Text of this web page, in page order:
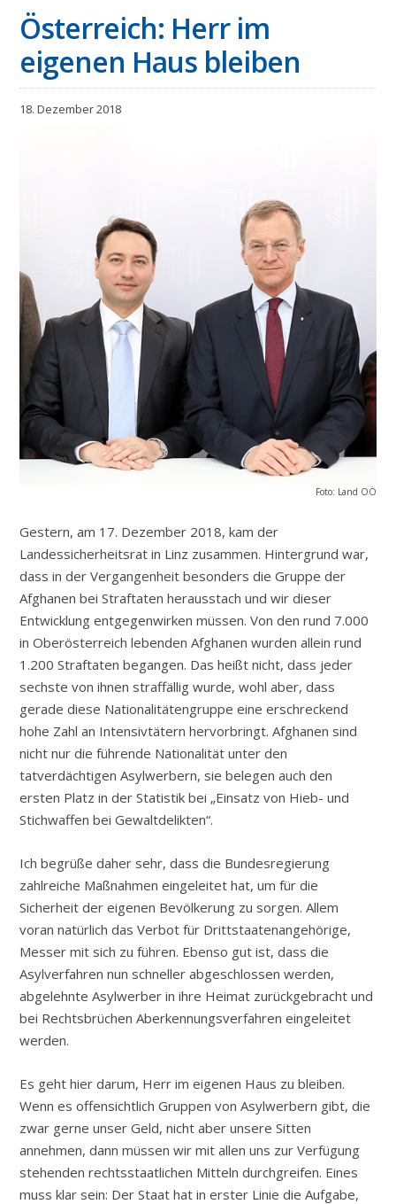
Österreich: Herr im
eigenen Haus bleiben
18. Dezember 2018
Foto: Land OÖ
Gestern, am 17. Dezember 2018, kam der
Landessicherheitsrat in Linz zusammen. Hintergrund war,
dass in der Vergangenheit besonders die Gruppe der
Afghanen bei Straftaten herausstach und wir dieser
Entwicklung entgegenwirken müssen. Von den rund 7.000
in Oberösterreich lebenden Afghanen wurden allein rund
1.200 Straftaten begangen. Das heißt nicht, dass jeder
sechste von ihnen straffällig wurde, wohl aber, dass
gerade diese Nationalitätengruppe eine erschreckend
hohe Zahl an Intensivtätern hervorbringt. Afghanen sind
nicht nur die führende Nationalität unter den
tatverdächtigen Asylwerbern, sie belegen auch den
ersten Platz in der Statistik bei „Einsatz von Hieb- und
Stichwaffen bei Gewaltdelikten“.
Ich begrüße daher sehr, dass die Bundesregierung
zahlreiche Maßnahmen eingeleitet hat, um für die
Sicherheit der eigenen Bevölkerung zu sorgen. Allem
voran natürlich das Verbot für Drittstaatenangehörige,
Messer mit sich zu führen. Ebenso gut ist, dass die
Asylverfahren nun schneller abgeschlossen werden,
abgelehnte Asylwerber in ihre Heimat zurückgebracht und
bei Rechtsbrüchen Aberkennungsverfahren eingeleitet
werden.
Es geht hier darum, Herr im eigenen Haus zu bleiben.
Wenn es offensichtlich Gruppen von Asylwerbern gibt, die
zwar gerne unser Geld, nicht aber unsere Sitten
annehmen, dann müssen wir mit allen uns zur Verfügung
stehenden rechtsstaatlichen Mitteln durchgreifen. Eines
muss klar sein: Der Staat hat in erster Linie die Aufgabe,